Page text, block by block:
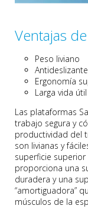
Ventajas
Peso liviano
Ergonomía
Larga vida útil
Las plataformas
trabajo segura y
productividad del
son livianas y
superficie
proporciona una
duradera y una
“amortiguadora”
músculos de la